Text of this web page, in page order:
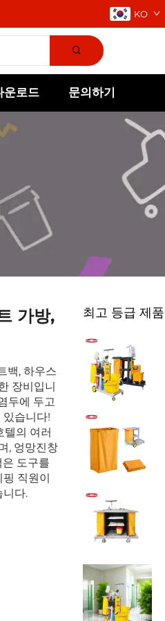
KO
운로드 문의하기
가방,
백, 하우스
장비입니
두에 두고
습니다!
텔의 여러
, 엉망진창
도구를
직원이
니다.
최고 등급 제품